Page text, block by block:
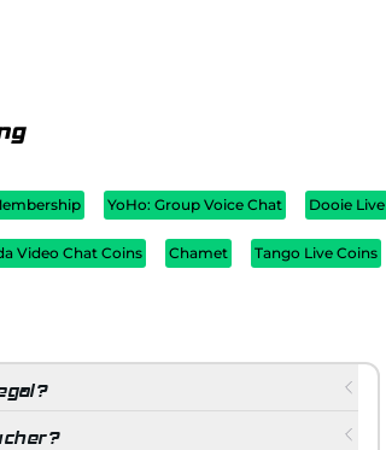
YoHo: Group Voice Chat Dooie Live
Video Chat Coins Chamet Tango Live Coins